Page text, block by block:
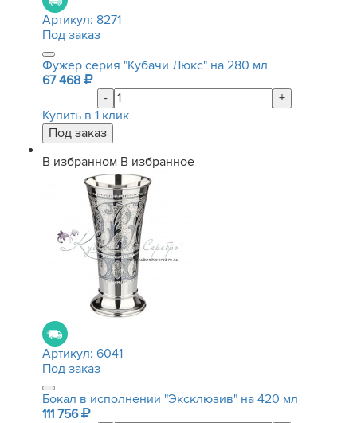
Артикул: 8271
Под заказ
Фужер серия "Кубачи Люкс" на 280 мл
67 468
-
+
Купить в 1 клик
В избранном В избранное
Артикул: 6041
Под заказ
Бокал в исполнении "Эксклюзив" на 420 мл
111 756